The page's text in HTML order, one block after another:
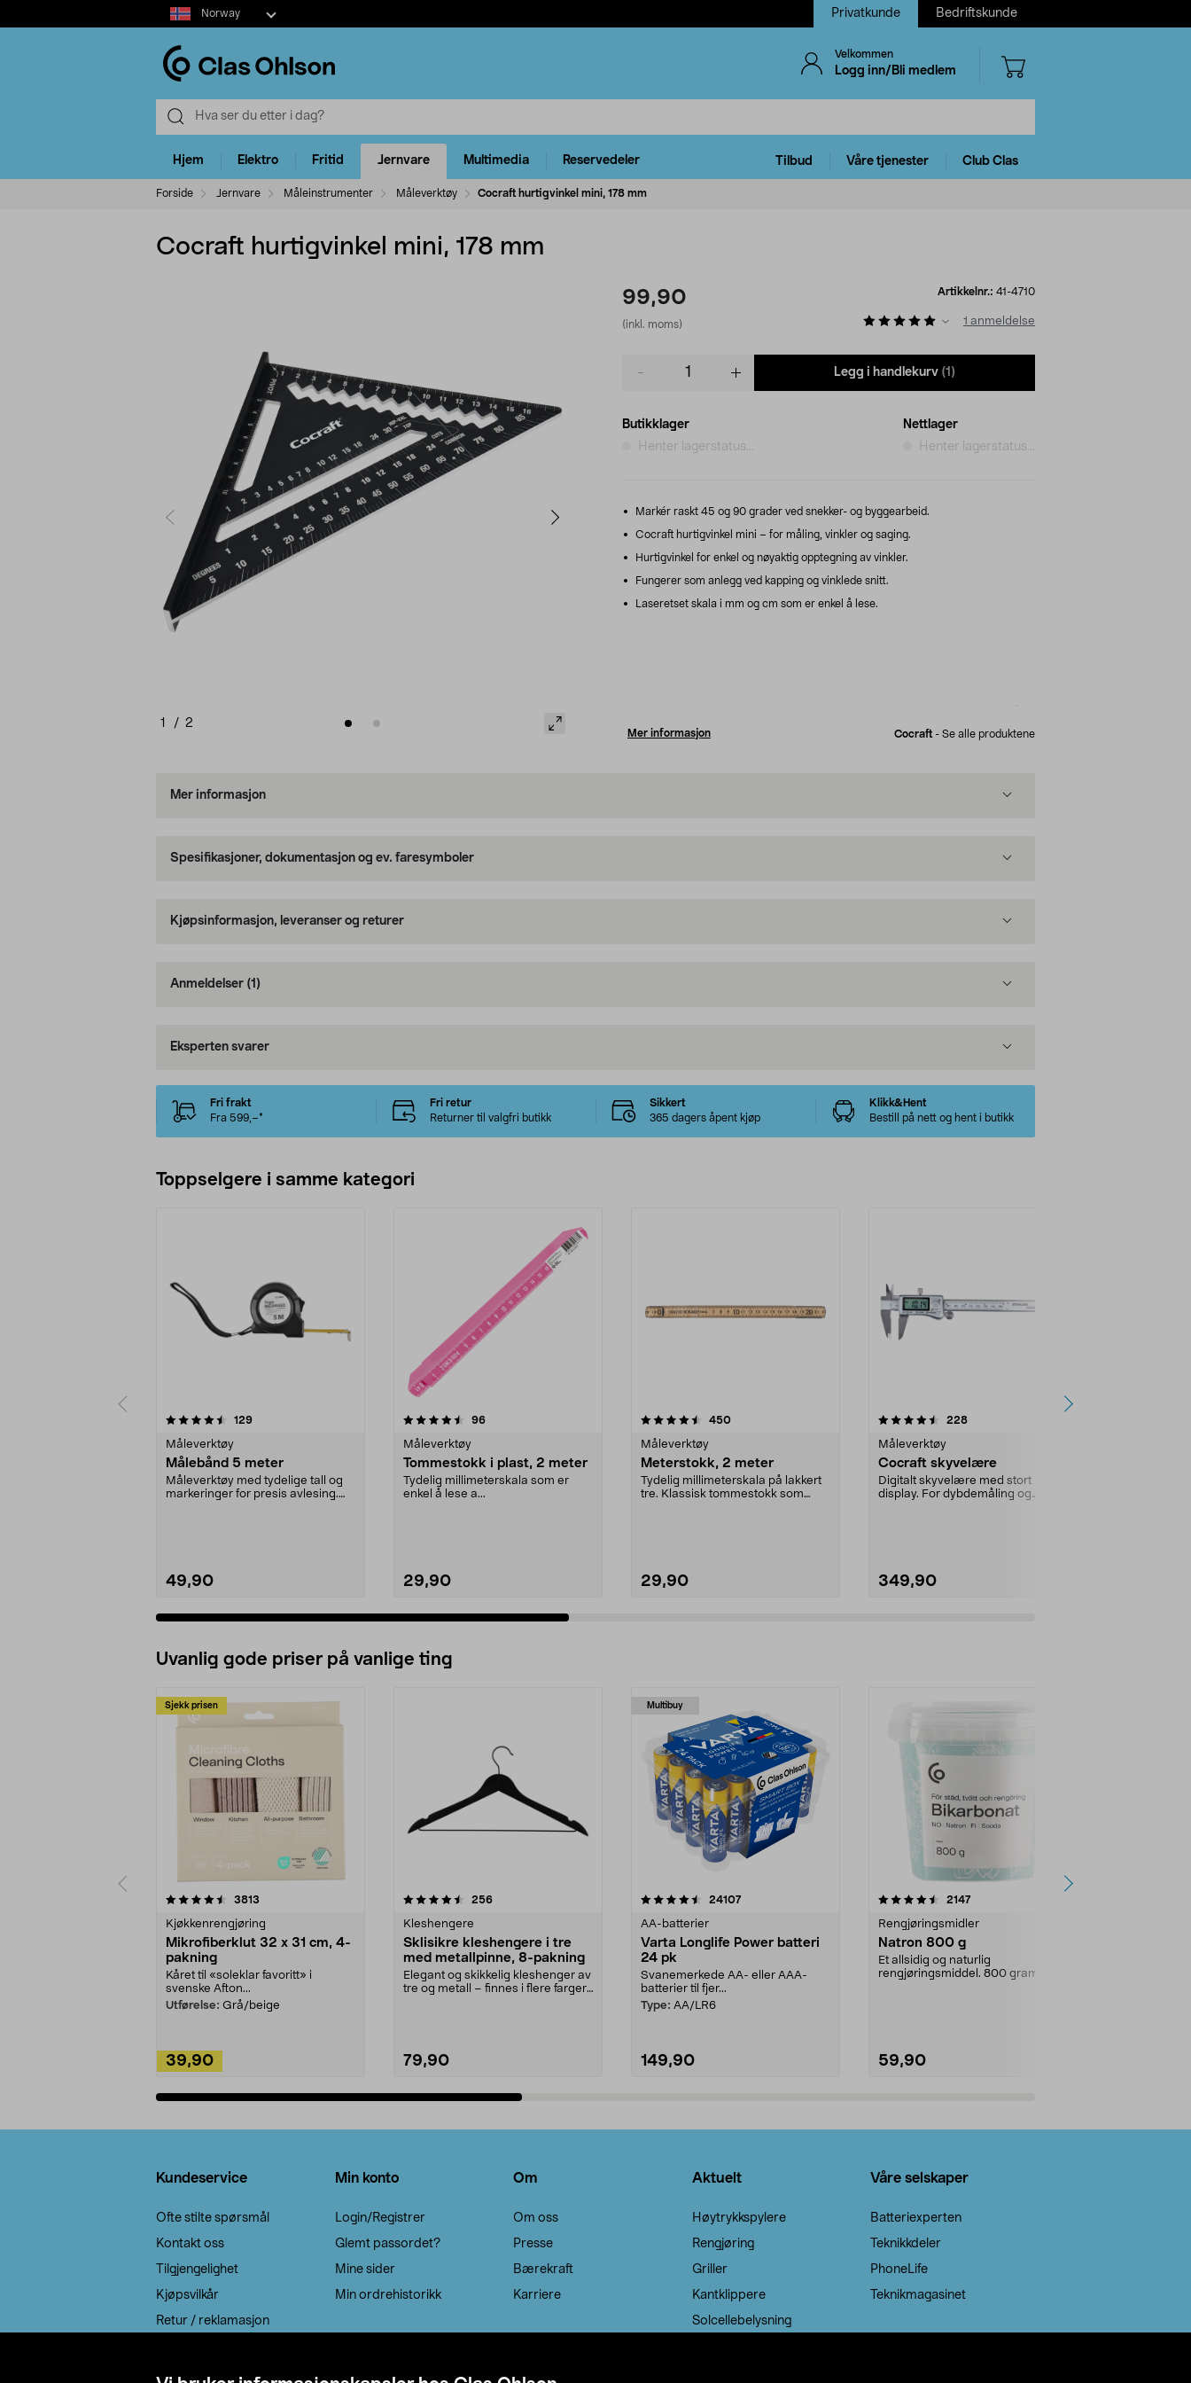
Select
market
Norway Privatkunde Bedriftskunde
Velkommen
Logg inn/Bli medlem
Hjem Elektro Fritid Jernvare Multimedia Reservedeler Tilbud Våre tjenester Club Clas
Forside Jernvare Måleinstrumenter Måleverktøy Cocraft hurtigvinkel mini, 178 mm
Cocraft hurtigvinkel mini, 178 mm
1 / 2
99,90
(inkl. moms)
Artikkelnr.: 41-4710
1 anmeldelse
Legg i handlekurv (1)
Butikklager
Henter lagerstatus...
Nettlager
Henter lagerstatus...
Markér raskt 45 og 90 grader ved snekker- og byggearbeid.
Cocraft hurtigvinkel mini – for måling, vinkler og saging.
Hurtigvinkel for enkel og nøyaktig opptegning av vinkler.
Fungerer som anlegg ved kapping og vinklede snitt.
Laseretset skala i mm og cm som er enkel å lese.
Mer informasjon Cocraft - Se alle produktene
Mer informasjon
Spesifikasjoner, dokumentasjon og ev. faresymboler
Kjøpsinformasjon, leveranser og returer
Anmeldelser (1)
Eksperten svarer
Fri frakt
Fra 599,–*
Fri retur
Returner til valgfri butikk
Sikkert
365 dagers åpent kjøp
Klikk&Hent
Bestill på nett og hent i butikk
Toppselgere i samme kategori
129anmeldelser
Måleverktøy
Målebånd 5 meter
Måleverktøy med tydelige tall og
markeringer for presis avlesing.
49,90
4.5 av 5 stjerner 96anmeldelser
Måleverktøy
Tommestokk i plast, 2 meter
Tydelig millimeterskala som er
enkel å lese a...
29,90
4.5 av 5 stjerner 450anmeldelser
Måleverktøy
Meterstokk, 2 meter
Tydelig millimeterskala på lakkert
tre. Klassisk tommestokk som
29,90
4.5 av 5 stjerner 228anmeldelser
Måleverktøy
Cocraft skyvelære
Digitalt skyvelære med stort
display. For dybdemåling og
349,90
4.5 av 5 stjerner
Uvanlig gode priser på vanlige ting
Sjekk prisen
3813
Kjøkkenrengjøring
Mikrofiberklut 32 x 31 cm, 4-
pakning
Kåret til «soleklar favoritt» i
svenske Afton...
Utførelse: Grå/beige
39,90
4.5av 5 stjerner 256anmeldelser
Kleshengere
Sklisikre kleshengere i tre
med metallpinne, 8-pakning
Elegant og skikkelig kleshenger av
tre og metall – finnes i flere farger.
79,90
Multibuy
4.5av 5 stjerner 24107anmeldelser
AA-batterier
Varta Longlife Power batteri
24 pk
Svanemerkede AA- eller AAA-
batterier til fjer...
Type: AA/LR6
149,90
4.5av 5 stjerner 2147anmeldelser
Rengjøringsmidler
Natron 800 g
Et allsidig og naturlig
rengjøringsmiddel. 800 gram
59,90
4.0av 5 stjerner
Kundeservice
Ofte stilte spørsmål
Kontakt oss
Tilgjengelighet
Kjøpsvilkår
Retur / reklamasjon
Min konto
Login/Registrer
Glemt passordet?
Mine sider
Min ordrehistorikk
Om
Om oss
Presse
Bærekraft
Karriere
Aktuelt
Høytrykkspylere
Rengjøring
Griller
Kantklippere
Solcellebelysning
Våre selskaper
Batteriexperten
Teknikkdeler
PhoneLife
Teknikmagasinet